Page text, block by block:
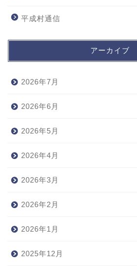
平成村通信
アーカイブ
2026年7月
2026年6月
2026年5月
2026年4月
2026年3月
2026年2月
2026年1月
2025年12月